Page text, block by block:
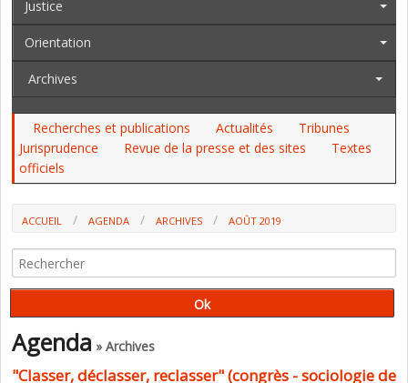
Justice
Orientation
Archives
Recherches et publications Actualités
Tribunes
Jurisprudence
Revue de la presse et des sites
Textes
officiels
ACCUEIL AGENDA ARCHIVES AOÛT 2019
Agenda » Archives
"Classer, déclasser, reclasser" (congrès - sociologie de